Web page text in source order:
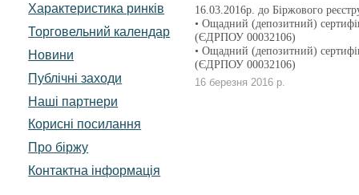
Характеристика pинків
Торговельний календар
Новини
Публічні заходи
Наші партнери
Корисні посилання
Про біржу
Контактна інформація
16.03.2016р. до Біржового
• Ощадний (депозитний)
(ЄДРПОУ 00032106)
• Ощадний (депозитний)
(ЄДРПОУ 00032106)
16 березня 2016 р.